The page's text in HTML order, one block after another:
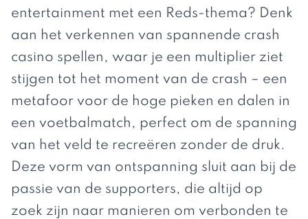
entertainment met een Reds-thema? Denk
aan het verkennen van spannende crash
casino spellen, waar je een multiplier ziet
stijgen tot het moment van de crash – een
metafoor voor de hoge pieken en dalen in
een voetbalmatch, perfect om de spanning
van het veld te recreëren zonder de druk.
Deze vorm van ontspanning sluit aan bij de
passie van de supporters, die altijd op
zoek zijn naar manieren om verbonden te